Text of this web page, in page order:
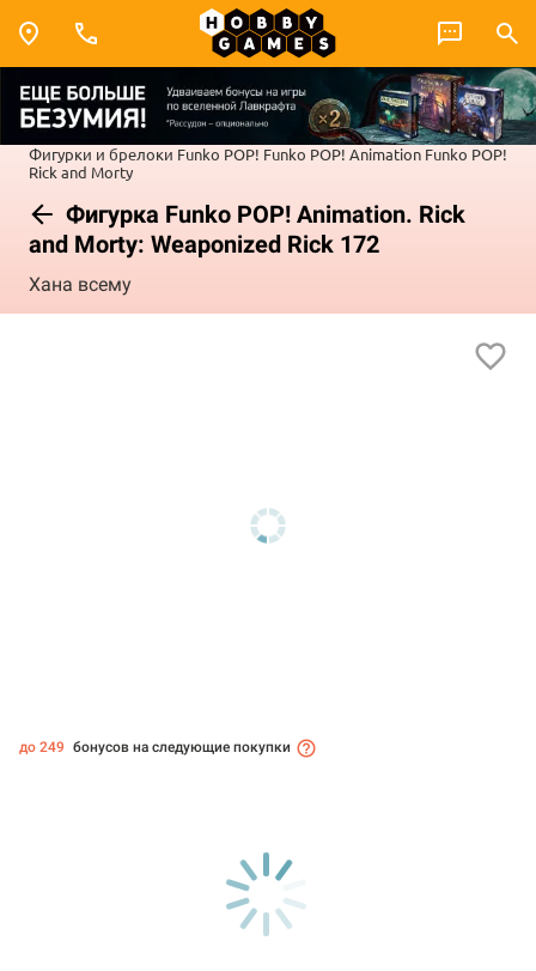
Фигурки и брелоки Funko POP! Funko POP! Animation Funko POP!
Rick and Morty
Фигурка Funko POP! Animation. Rick
and Morty: Weaponized Rick 172
Хана всему
до 249 бонусов на следующие покупки